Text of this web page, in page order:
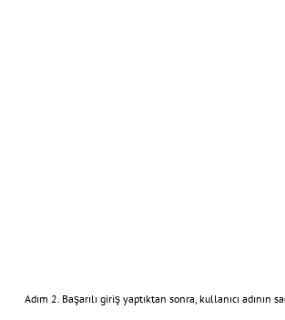
Adım 2. Başarılı giriş yaptıktan sonra, kullanıcı adının